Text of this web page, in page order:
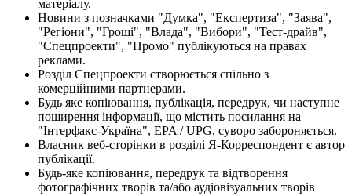
матеріалу.
Новини з позначками "Думка", "Експертиза", "Заява",
"Регіони", "Гроші", "Влада", "Вибори", "Тест-драйв",
"Спецпроекти", "Промо" публікуються на правах
реклами.
Розділ Спецпроекти створюється спільно з
комерційними партнерами.
Будь яке копіювання, публікація, передрук, чи наступне
поширення інформації, що містить посилання на
"Інтерфакс-Україна", EPA / UPG, суворо забороняється.
Власник веб-сторінки в розділі Я-Корреспондент є автор
публікації.
Будь-яке копіювання, передрук та відтворення
фотографічних творів та/або аудіовізуальних творів